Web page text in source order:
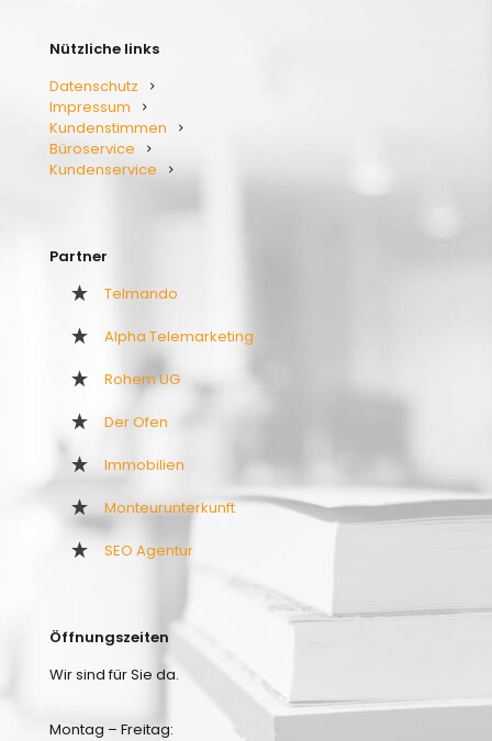
Nützliche links
Datenschutz
Impressum
Kundenstimmen
Büroservice
Kundenservice
Partner
Telmando
Alpha Telemarketing
Rohem UG
Der Ofen
Immobilien
Monteurunterkunft
SEO Agentur
Öffnungszeiten
Wir sind für Sie da.
Montag – Freitag: